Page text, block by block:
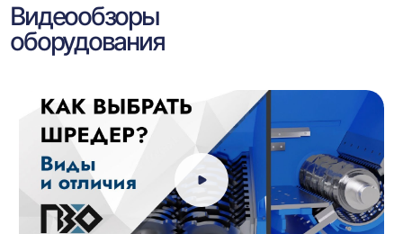
Видеообзоры
оборудования